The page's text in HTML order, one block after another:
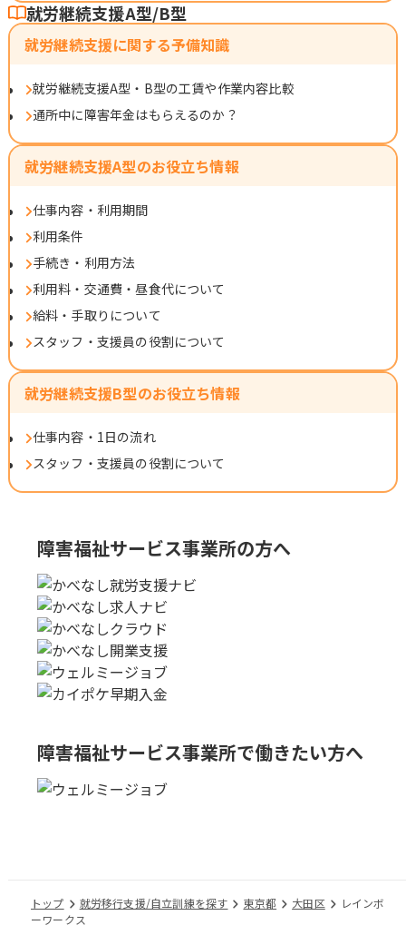
就労継続支援A型/B型
就労継続支援に関する予備知識
就労継続支援A型・B型の工賃や作業内容比較
通所中に障害年金はもらえるのか？
就労継続支援A型のお役立ち情報
仕事内容・利用期間
利用条件
手続き・利用方法
利用料・交通費・昼食代について
給料・手取りについて
スタッフ・支援員の役割について
就労継続支援B型のお役立ち情報
仕事内容・1日の流れ
スタッフ・支援員の役割について
障害福祉サービス事業所の方へ
障害福祉サービス事業所で働きたい方へ
トップ 就労移行支援/自立訓練を探す 東京都 大田区
レインボ
ーワークス